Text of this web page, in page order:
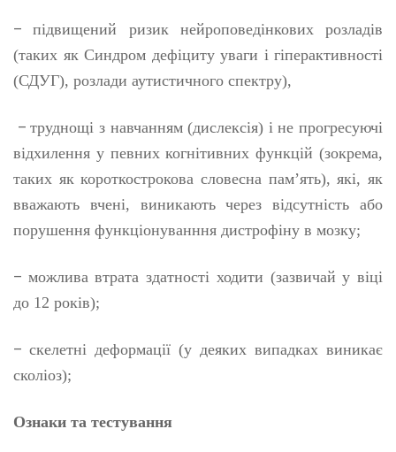
–підвищений ризик нейроповедінкових розладів
(таких як Синдром дефіциту уваги і гіперактивності
(СДУГ), розлади аутистичного спектру),
–труднощі з навчанням (дислексія) і не прогресуючі
відхилення у певних когнітивних функцій (зокрема,
таких як короткострокова словесна пам’ять), які, як
вважають вчені, виникають через відсутність або
порушення функціонуванння дистрофіну в мозку;
– можлива втрата здатності ходити (зазвичай у віці
до 12 років);
– скелетні деформації (у деяких випадках виникає
сколіоз);
Ознаки та тестування